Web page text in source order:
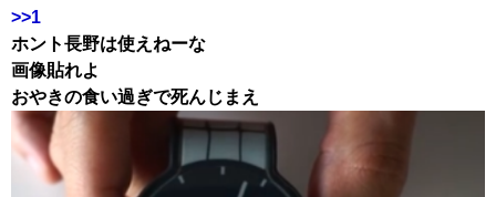
>>1
ホント長野は使えねーな
画像貼れよ
おやきの食い過ぎで死んじまえ